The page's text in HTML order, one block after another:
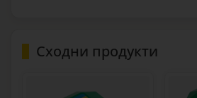
Сходни продукти